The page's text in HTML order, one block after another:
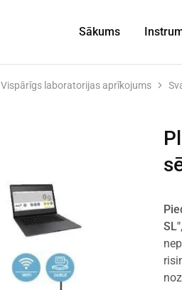
Sākums
Vispārīgs laboratorijas aprīkojums
SL"